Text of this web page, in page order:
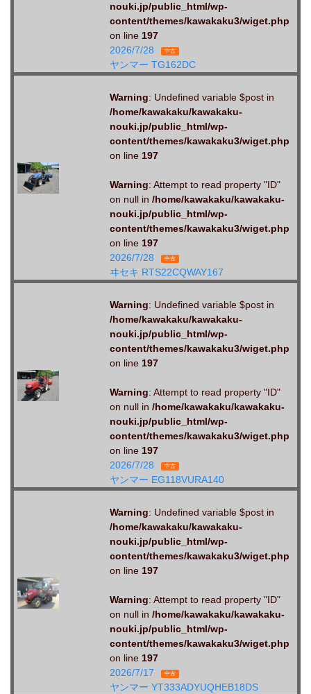
nouki.jp/public_html/wp-
content/themes/kawakaku3/wiget.php
on line 197
2026/7/28
中古
ヤンマー TG162DC
Warning: Undefined variable $post in
/home/kawakaku/kawakaku-
nouki.jp/public_html/wp-
content/themes/kawakaku3/wiget.php
on line 197
Warning: Attempt to read property "ID"
on null in /home/kawakaku/kawakaku-
nouki.jp/public_html/wp-
content/themes/kawakaku3/wiget.php
on line 197
2026/7/28
中古
ヰセキ RTS22CQWAY167
Warning: Undefined variable $post in
/home/kawakaku/kawakaku-
nouki.jp/public_html/wp-
content/themes/kawakaku3/wiget.php
on line 197
Warning: Attempt to read property "ID"
on null in /home/kawakaku/kawakaku-
nouki.jp/public_html/wp-
content/themes/kawakaku3/wiget.php
on line 197
2026/7/28
中古
ヤンマー EG118VURA140
Warning: Undefined variable $post in
/home/kawakaku/kawakaku-
nouki.jp/public_html/wp-
content/themes/kawakaku3/wiget.php
on line 197
Warning: Attempt to read property "ID"
on null in /home/kawakaku/kawakaku-
nouki.jp/public_html/wp-
content/themes/kawakaku3/wiget.php
on line 197
2026/7/17
中古
ヤンマー YT333ADYUQHEB18DS